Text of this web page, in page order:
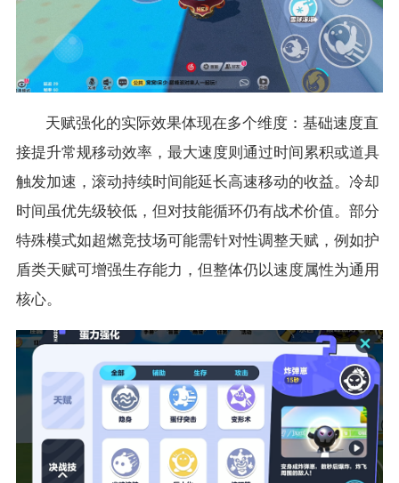
天赋强化的实际效果体现在多个维度：基础速度直
接提升常规移动效率，最大速度则通过时间累积或道具
触发加速，滚动持续时间能延长高速移动的收益。冷却
时间虽优先级较低，但对技能循环仍有战术价值。部分
特殊模式如超燃竞技场可能需针对性调整天赋，例如护
盾类天赋可增强生存能力，但整体仍以速度属性为通用
核心。